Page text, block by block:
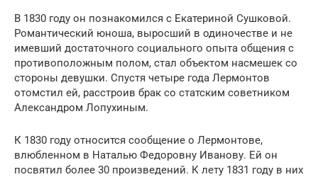
В 1830 году он познакомился с Екатериной Сушковой.
Романтический юноша, выросший в одиночестве и не
имевший достаточного социального опыта общения с
противоположным полом, стал объектом насмешек со
стороны дeвyшки. Спустя четыре года Лермонтов
отомстил ей, расстроив бpaк со статским советником
Александром Лопухиным.
К 1830 году относится сообщение о Лермонтове,
влюбленном в Наталью Федоровну Иванову. Ей он
посвятил более 30 произведений. К лету 1831 году в них